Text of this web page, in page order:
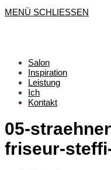
MENÜ SCHLIESSEN
Salon
Inspiration
Leistung
Ich
Kontakt
05-
friseur-